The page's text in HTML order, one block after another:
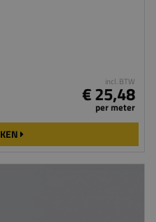
incl. BTW
€ 25,48
per meter